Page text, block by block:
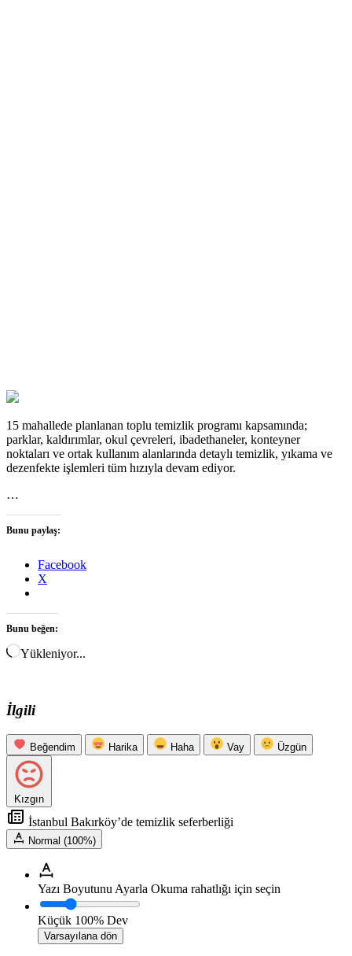
15 mahallede planlanan toplu temizlik programı kapsamında;
parklar, kaldırımlar, okul çevreleri, ibadethaneler, konteyner
noktaları ve ortak kullanım alanlarında detaylı temizlik, yıkama ve
dezenfekte işlemleri tüm hızıyla devam ediyor.
…
Bunu paylaş:
Facebook
X
Bunu beğen:
Yükleniyor...
İlgili
Beğendim Harika Haha Vay Üzgün
Kızgın
İstanbul Bakırköy’de temizlik seferberliği
Normal (100%)
Yazı Boyutunu Ayarla Okuma rahatlığı için seçin
Küçük 100% Dev
Varsayılana dön